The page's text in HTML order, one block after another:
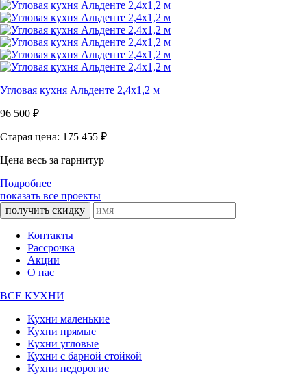
Угловая кухня Альденте 2,4х1,2 м
96 500 ₽
Старая цена: 175 455 ₽
Цена весь за гарнитур
Подробнее
показать все проекты
получить скидку
Контакты
Рассрочка
Акции
О нас
ВСЕ КУХНИ
Кухни маленькие
Кухни прямые
Кухни угловые
Кухни с барной стойкой
Кухни недорогие